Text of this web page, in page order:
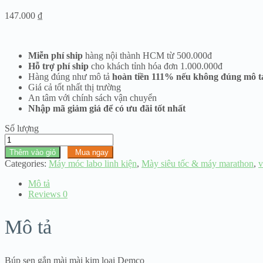
147.000 ₫
Miễn phí ship hàng nội thành HCM từ 500.000đ
Hỗ trợ phí ship cho khách tỉnh hóa đơn 1.000.000đ
Hàng đúng như mô tả hoàn tiền 111% nếu không đúng mô
Giá cả tốt nhất thị trường
An tâm với chính sách vận chuyển
Nhập mã giảm giá để có ưu đãi tốt nhất
Số lượng
Búp
sen
máy
Demco
lượng
Thêm vào giỏ Mua ngay
Categories: Máy móc labo linh kiện, Mày siêu tốc & máy marathon,
Mô tả
Reviews 0
Mô tả
Búp sen gắn mài mài kim loại Demco